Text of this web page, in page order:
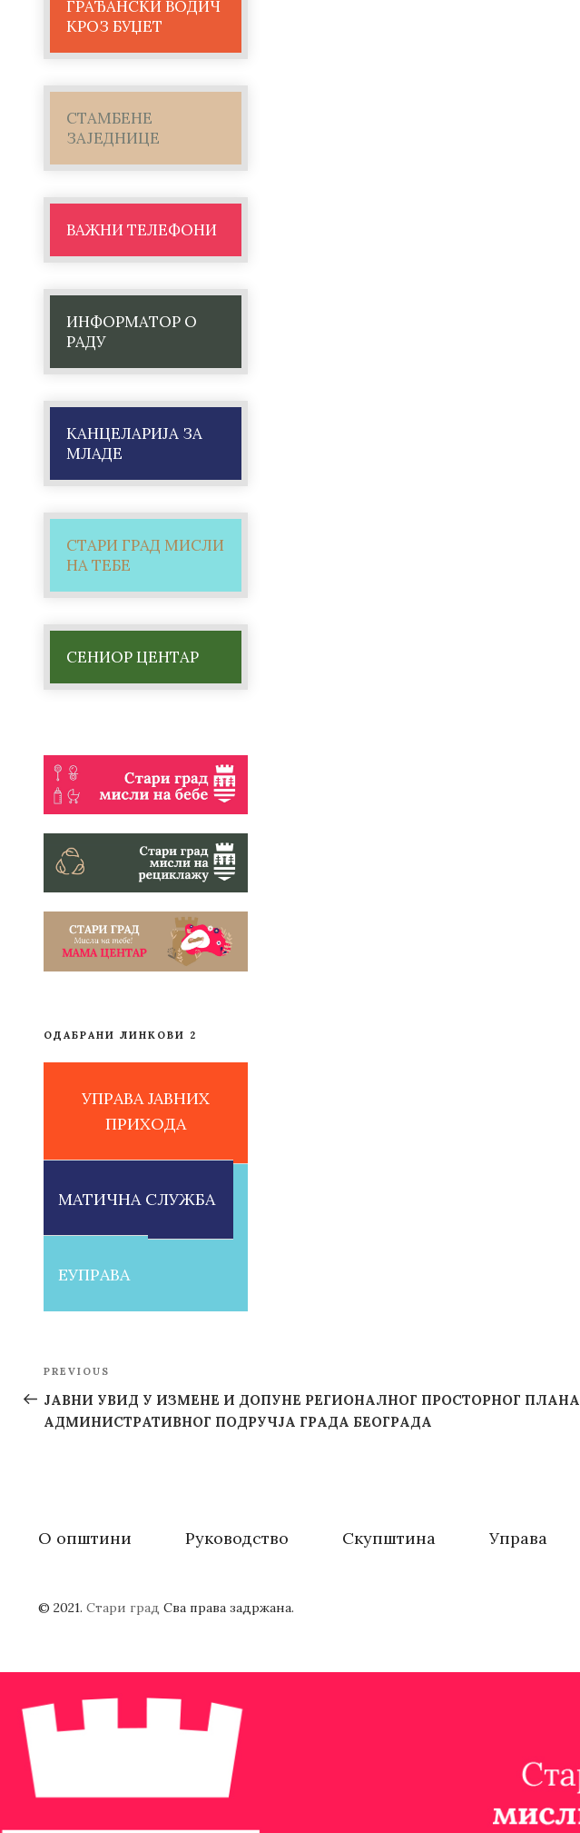
ГРАЂАНСКИ ВОДИЧ
КРОЗ БУЏЕТ
СТАМБЕНЕ
ЗАЈЕДНИЦЕ
ВАЖНИ ТЕЛЕФОНИ
ИНФОРМАТОР О
РАДУ
КАНЦЕЛАРИЈА ЗА
МЛАДЕ
СТАРИ ГРАД МИСЛИ
НА ТЕБЕ
СЕНИОР ЦЕНТАР
ОДАБРАНИ ЛИНКОВИ 2
УПРАВА ЈАВНИХ
ПРИХОДА
МАТИЧНА СЛУЖБА
ЕУПРАВА
Post
navigation
Previous
Post
PREVIOUS
ЈАВНИ УВИД У ИЗМЕНЕ И ДОПУНЕ РЕГИОНАЛНОГ ПРОСТОРНОГ ПЛАНА
АДМИНИСТРАТИВНОГ ПОДРУЧЈА ГРАДА БЕОГРАДА
О општини Руководство Скупштина Управа
© 2021. Стари град Сва права задржана.